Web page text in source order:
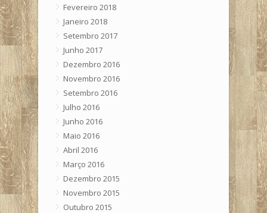
Fevereiro 2018
Janeiro 2018
Setembro 2017
Junho 2017
Dezembro 2016
Novembro 2016
Setembro 2016
Julho 2016
Junho 2016
Maio 2016
Abril 2016
Março 2016
Dezembro 2015
Novembro 2015
Outubro 2015